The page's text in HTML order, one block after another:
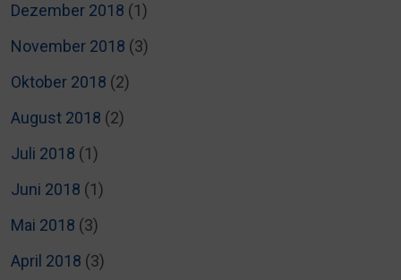
Dezember 2018 (1)
November 2018 (3)
Oktober 2018 (2)
August 2018 (2)
Juli 2018 (1)
Juni 2018 (1)
Mai 2018 (3)
April 2018 (3)